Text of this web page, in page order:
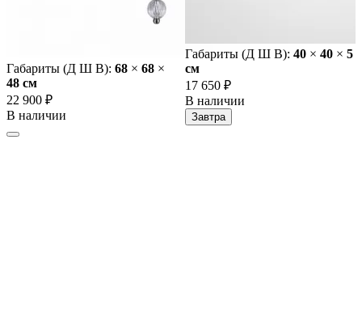
Габариты (Д Ш В): 68 × 68 ×
48 cм
22 900 ₽
В наличии
Габариты (Д Ш В): 40 × 40 × 5
cм
17 650 ₽
В наличии
Завтра